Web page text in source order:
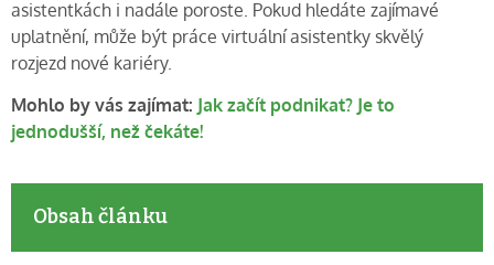
asistentkách i nadále poroste. Pokud hledáte zajímavé
uplatnění, může být práce virtuální asistentky skvělý
rozjezd nové kariéry.
Mohlo by vás zajímat: Jak začít podnikat? Je to
jednodušší, než čekáte!
Obsah článku